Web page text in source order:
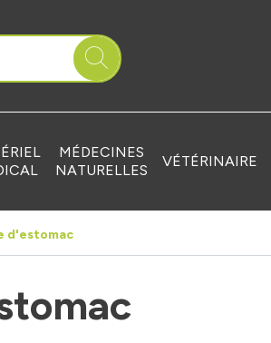
à votre service
MÉDECINES
NATURELLES
VÉTÉRINAIRE
d'estomac